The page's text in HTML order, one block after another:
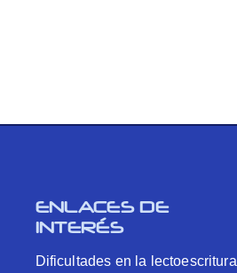
ENLACES DE
INTERÉS
Dificultades en la lectoescritura